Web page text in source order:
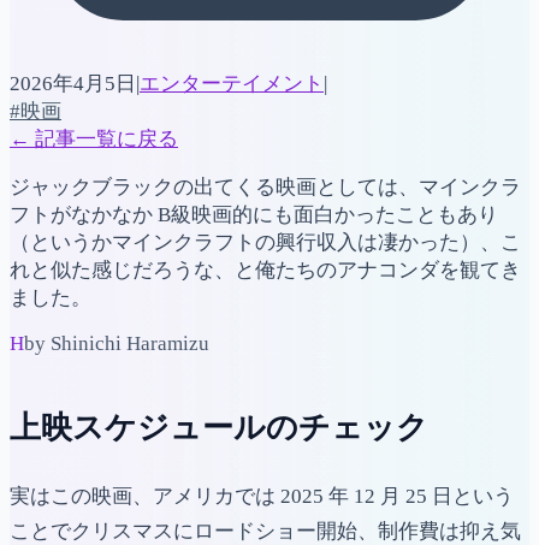
2026年4月5日 |エンターテイメント |
#映画
← 記事一覧に戻る
ジャックブラックの出てくる映画としては、マインクラ
フトがなかなか B級映画的にも面白かったこともあり
（というかマインクラフトの興行収入は凄かった）、こ
れと似た感じだろうな、と俺たちのアナコンダを観てき
ました。
Hby Shinichi Haramizu
上映スケジュールのチェック
実はこの映画、アメリカでは 2025 年 12 月 25 日という
ことでクリスマスにロードショー開始、制作費は抑え気